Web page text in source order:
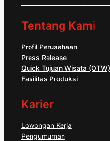
Tentang Kami
Profil Perusahaan
Press Release
Quick Tujuan Wisata (QTW)
Fasilitas Produksi
Karier
Lowongan Kerja
Pengumuman